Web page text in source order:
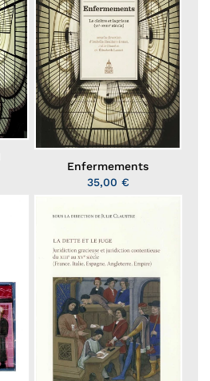
Enfermements
35,00 €